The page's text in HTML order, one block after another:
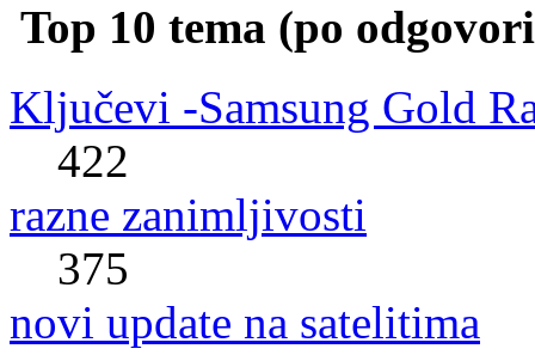
Top 10 tema (po
Ključevi -Samsung Gold
422
razne zanimljivosti
375
novi update na satelitima